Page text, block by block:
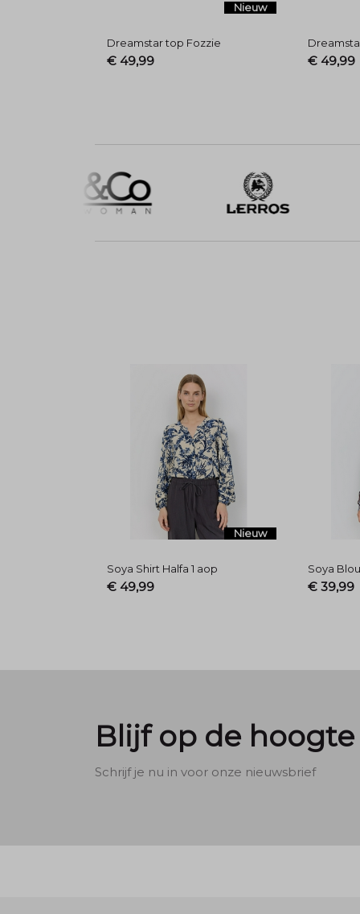
Nieuw
Dreamstar top Fozzie
€ 49,99 € 49,99
Nieuw
Soya Shirt Halfa 1 aop
€ 49,99
Soya
€ 39,99
Blijf op de hoogte
Schrijf je nu in voor onze nieuwsbrief